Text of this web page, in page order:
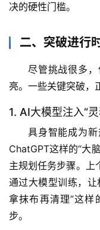
首
页
决的硬性门槛。
二、突破进行
尽管挑战很多
亮。一些关键突破，
1. AI大模型注入“
具身智能成为
ChatGPT这样的“大
主规划任务步骤。上
通过大模型训练，
拿抹布再清理”这样
步。